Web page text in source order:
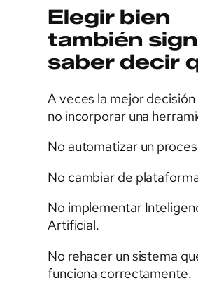
Elegir bien
también
saber decir
A veces la mejor
no incorporar una
No automatizar un
No cambiar de
No implementar
Artificial.
No rehacer un sistema
funciona correctamente.